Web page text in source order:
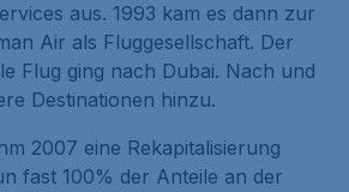
aus. 1993 kam es dann zur
Air als Fluggesellschaft. Der
Flug ging nach Dubai. Nach und
Destinationen hinzu.
2007 eine Rekapitalisierung
fast 100% der Anteile an der